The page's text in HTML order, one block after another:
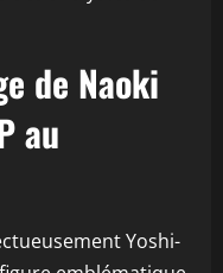
de Naoki
au
Yoshi-